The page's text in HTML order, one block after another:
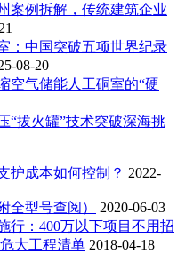
案例拆解，传统建筑企业
：中国突破五项世界纪录
08-20
空气储能人工硐室的“硬
“拔火罐”技术突破深海挑
护成本如何控制？ 2022-
全型号查阅）
2020-06-03
行：400万以下项目不用招
大工程清单 2018-04-18